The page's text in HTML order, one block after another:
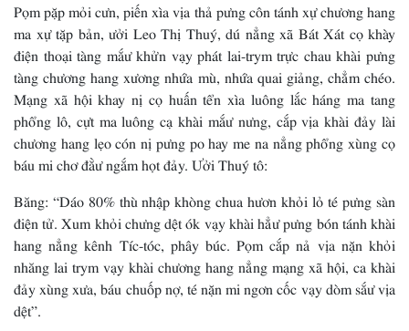
Pọm pặp mỏi cưn, piến xìa vịa thả pưng côn tánh xự chương hang
ma xự tặp bản, ưởi Leo Thị Thuý, dú nẳng xã Bát Xát cọ khày
điện thoại tàng mắư khửn vạy phát lai-trym trực chau khài pưng
tàng chương hang xương nhứa mù, nhứa quai giảng, chẳm chéo.
Mạng xã hội khay nị cọ huấn tển xìa luông lắc háng ma tang
phổng lô, cựt ma luông cạ khài mắư nưng, cắp vịa khài đảy lài
chương hang lẹo cón nị pưng po hay me na nẳng phổng xùng cọ
báu mi chơ đằư ngắm họt đảy. Ưởi Thuý tô:
Băng: “Dáo 80% thù nhập khòng chua hươn khỏi lỏ té pưng sàn
điện tử. Xum khỏi chưng dệt ók vạy khài hẳư pưng bón tánh khài
hang nẳng kênh Tíc-tóc, phây búc. Pọm cắp nả vịa nặn khỏi
nhăng lai trym vạy khài chương hang nẳng mạng xã hội, ca khài
đảy xùng xưa, báu chuốp nợ, té nặn mi ngơn cốc vạy dòm sắư vịa
dệt”.